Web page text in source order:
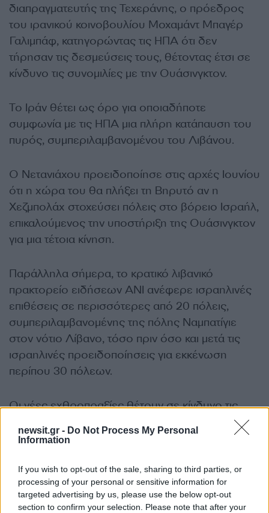
newsit.gr - Do Not Process My Personal
Information
If you wish to opt-out of the sale, sharing to third parties, or
processing of your personal or sensitive information for
targeted advertising by us, please use the below opt-out
section to confirm your selection. Please note that after your
διαπραγματευτής της Τεχεράνης, ο πρόεδρος
του ιρανικού κοινοβουλίου Μοχαμάντ Μπαγέρ
Γαλιμπάφ, κατηγορώντας τις ΗΠΑ ότι δεν
τήρησαν τις δεσμεύσεις τους, θέτοντας έτσι σε
κίνδυνο τις συνομιλίες με την Ουάσινγκτον.
Το Ιράν θέτει ως όρο για οποιαδήποτε
συμφωνία με τις ΗΠΑ μια πλήρη κατάπαυση του
πυρός, συμπεριλαμβανομένου του Λιβάνου.
Ο Νετανιάχου προειδοποίησε στις αρχές Ιουνίου
ότι η χώρα του θα πλήξει τη Βηρυτό αν η
Χεζμπολάχ στοχεύσει πόλεις στο βόρειο Ισραήλ,
επικαλούμενος την υποστήριξη της Ουάσινγκτον
για μια τέτοια κίνηση.
Παράλληλα σήμερα, το κρατικό λιβανικό
πρακτορείο ειδήσεων ANI ανέφερε ισραηλινές
επιθέσεις σε περισσότερες από 20 πόλεις,
συμπεριλαμβανομένης της πόλης Ναμπατίγιε
στον νότιο Λίβανο, τόσο πριν όσο και μετά τις
ισραηλινές προειδοποίησεις για εκκένωση
περίπου 30 πόλεων.
Οι νέες εχθροπραξίες θέτουν σε κίνδυνο τις
Ουάσινγκτον και με επικείμενη συμφωνία.
Χθες (13/6/26) ο Αμερικανός πρόεδρος είχε
δηλώσει ότι οι ΗΠΑ θα υπογράψουν μια
συμφωνία με το Ιράν σήμερα, ανήμερα των